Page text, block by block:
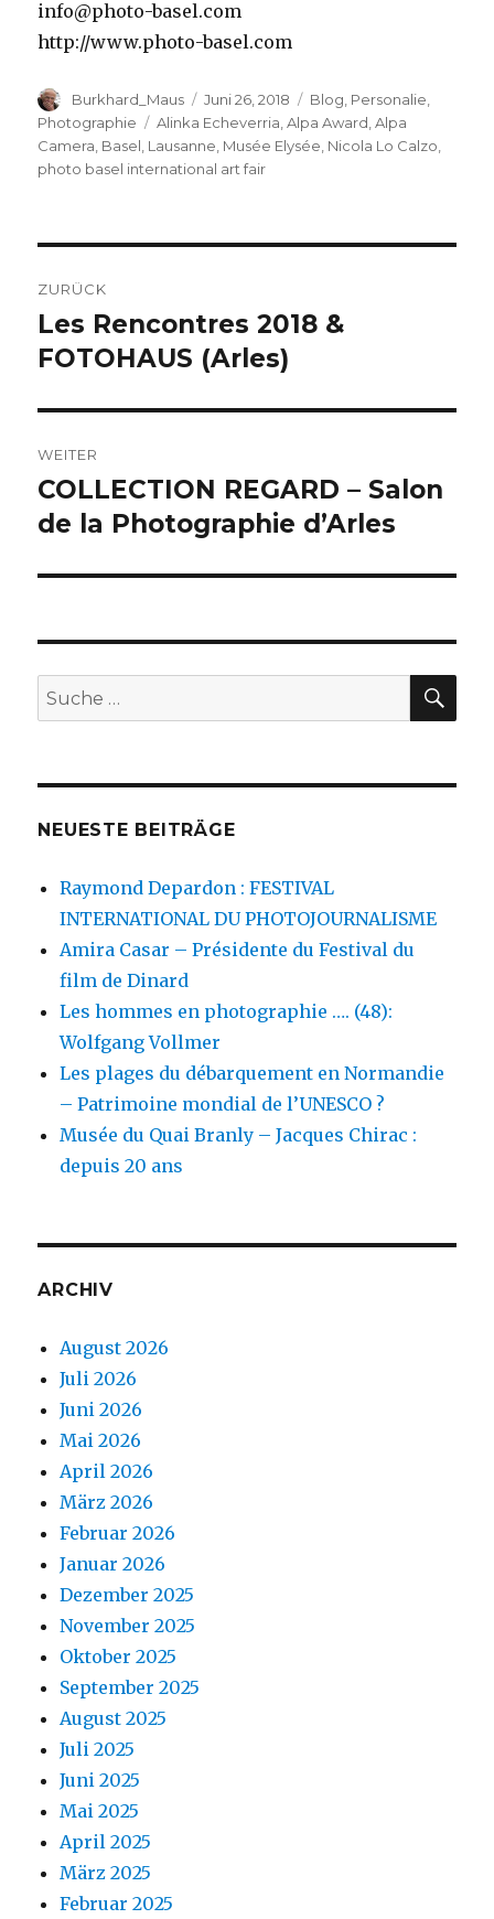
info@photo-basel.com
http://www.photo-basel.com
Autor
Burkhard_Maus
Veröffentlicht
am
Juni 26, 2018 Kategorien
Blog Personalie
Photographie
Schlagwörter
Alinka Echeverria ,Alpa Award ,Alpa
Camera Basel Lausanne Musée Elysée Nicola Lo Calzo
photo basel international art fair
ZURÜCK
Vorheriger
Beitrag:
Les Rencontres 2018 &
FOTOHAUS (Arles)
WEITER
Nächster
Beitrag:
COLLECTION REGARD – Salon
de la Photographie d’Arles
Suche
nach:
NEUESTE BEITRÄGE
Raymond Depardon : FESTIVAL
INTERNATIONAL DU PHOTOJOURNALISME
Amira Casar – Présidente du Festival du
film de Dinard
Les hommes en photographie …. (48):
Wolfgang Vollmer
Les plages du débarquement en Normandie
– Patrimoine mondial de l’UNESCO ?
Musée du Quai Branly – Jacques Chirac :
depuis 20 ans
ARCHIV
August 2026
Juli 2026
Juni 2026
Mai 2026
April 2026
März 2026
Februar 2026
Januar 2026
Dezember 2025
November 2025
Oktober 2025
September 2025
August 2025
Juli 2025
Juni 2025
Mai 2025
April 2025
März 2025
Februar 2025